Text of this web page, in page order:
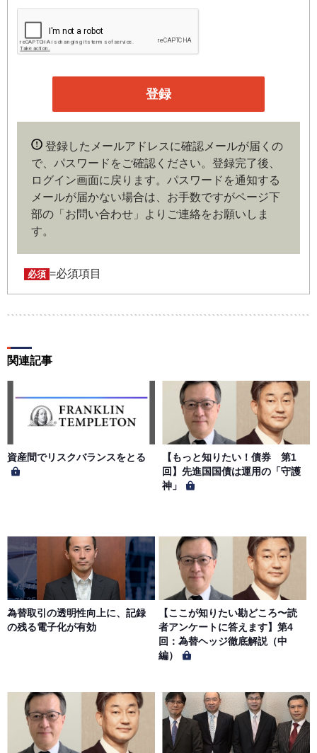
第３条（会員）
本サイトの会員は、機関投資家や金融機関の役職員、事業
企業や官公庁、研究機関などの役職員、もしくは専門家の
いずれかに該当していることを条件とし、登録の申し込み
を行うには、当社が入会を承諾した時点で、本会員規約の
の内容がある場合や本規約に違反するおそれがある場合に
は、当社は会員登録を拒否もしくは抹消することができま
す。
第４条（ユーザー名とパスワードの管理）
ユーザー名およびパスワードの利用、管理は会員の自己責
任において行うものとします。会員は、ユーザー名および
パスワードの第三者への漏洩、利用許諾、貸与、譲渡、名
用によって生じた損害の責任は、会員が負うものとし、当
第５条（著作権）
本サイトに掲載された情報、写真、その他の著作物は、当
社もしくは著作物の著作者または著作権者に帰属するもの
とします。会員は、当社著作物について複製、転用、公衆
送信、譲渡、翻案および翻訳などの著作権、商標権などを
侵害する行為を行ってはならないものとします。
第６条（サービス内容の停止・変更）
サイトのサービス内容を変更する場合があります。
第７条（個人情報の取扱い）
当社は、会員の個人情報を別途オンライン上に掲示する
「プライバシーポリシー」に基づき、適切に取り扱うもの
登録したメールアドレスに確認メールが届くの
で、パスワードをご確認ください。登録完了後、
ログイン画面に戻ります。パスワードを通知する
メールが届かない場合は、お手数ですがページ下
部の「お問い合わせ」よりご連絡をお願いしま
す。
必須 =必須項目
関連記事
資産間でリスクバランスをとる
【もっと知りたい！債券 第1
回】先進国国債は運用の「守護
神」
為替取引の透明性向上に、記録
の残る電子化が有効
【ここが知りたい勘どころ〜読
者アンケートに答えます】第4
回：為替ヘッジ徹底解説（中
編）